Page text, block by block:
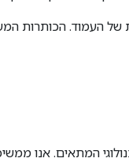
המתאים. אנו